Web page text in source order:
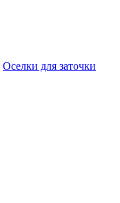
Оселки для заточки